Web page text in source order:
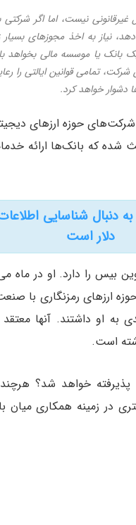
نیست، اما اگر
نیاز به اخذ مجوزهای
بانک یا موسسه مالی بخواهد
تمامی قوانین ایالتی را
دشوار خواهد کرد.
حوزه ارزهای
شده که بانک‌ها ارائه
دلار است
ارزهای رمزنگاری با
او داشتند. آنها
است.
خواهد شد؟ هرچند
در زمینه همکاری